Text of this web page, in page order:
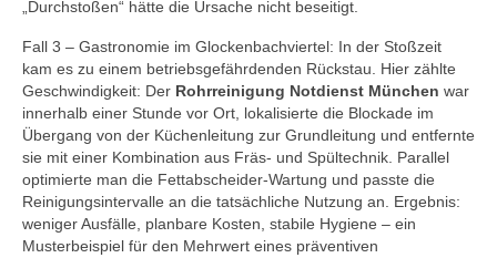
„Durchstoßen“ hätte die Ursache nicht beseitigt.
Fall 3 – Gastronomie im Glockenbachviertel: In der Stoßzeit
kam es zu einem betriebsgefährdenden Rückstau. Hier zählte
Geschwindigkeit: Der Rohrreinigung Notdienst München war
innerhalb einer Stunde vor Ort, lokalisierte die Blockade im
Übergang von der Küchenleitung zur Grundleitung und entfernte
sie mit einer Kombination aus Fräs- und Spültechnik. Parallel
optimierte man die Fettabscheider-Wartung und passte die
Reinigungsintervalle an die tatsächliche Nutzung an. Ergebnis:
weniger Ausfälle, planbare Kosten, stabile Hygiene – ein
Musterbeispiel für den Mehrwert eines präventiven